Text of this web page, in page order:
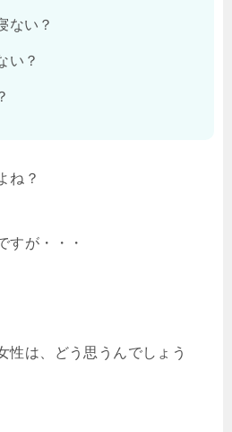
ない？
い？
ね？
すが・・・
性は、どう思うんでしょう